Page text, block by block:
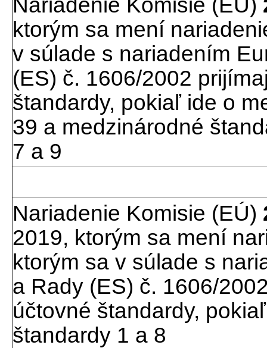
ktorým sa mení
v súlade s nariadením
(ES) č. 1606/2002
štandardy, pokiaľ ide o
39 a medzinárodné
7 a 9
Nariadenie Komisie (EÚ)
2019, ktorým sa mení
ktorým sa v súlade s
a Rady (ES) č. 1606/
účtovné štandardy,
štandardy 1 a 8